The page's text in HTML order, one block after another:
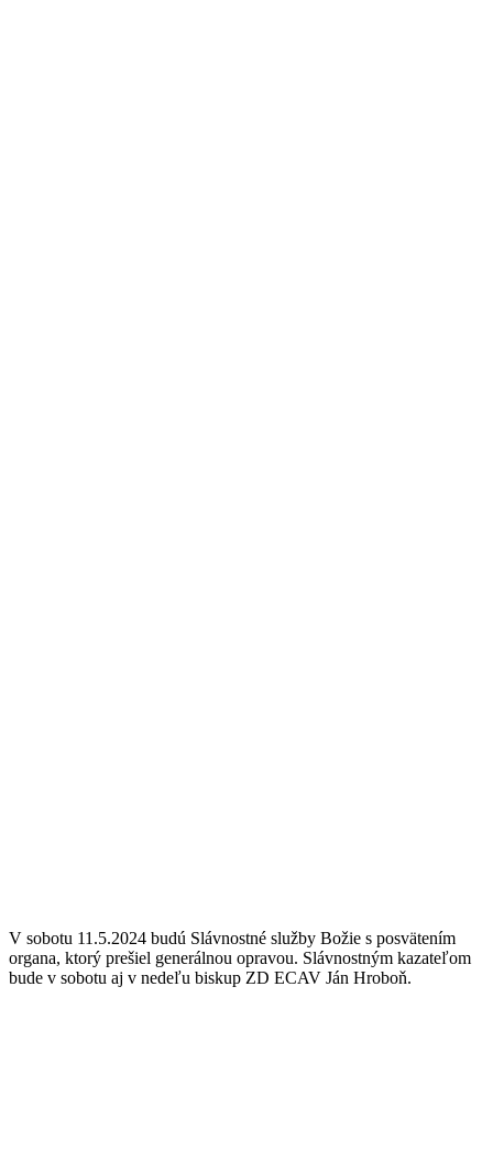
V sobotu 11.5.2024 budú Slávnostné služby Božie s posvätením
organa, ktorý prešiel generálnou opravou. Slávnostným kazateľom
bude v sobotu aj v nedeľu biskup ZD ECAV Ján Hroboň.